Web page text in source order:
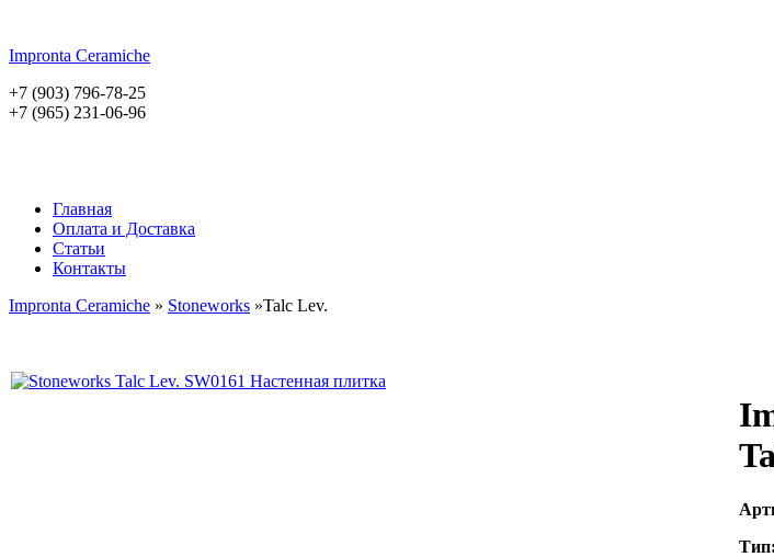
Impronta Ceramiche
+7 (903) 796-78-25
+7 (965) 231-06-96
Главная
Оплата и Доставка
Статьи
Контакты
Impronta Ceramiche » Stoneworks »Talc Lev.
Тип: